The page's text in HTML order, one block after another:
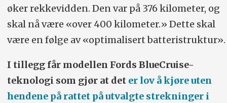
øker rekkevidden. Den var på 376 kilometer, og
skal nå være «over 400 kilometer.» Dette skal
være en følge av «optimalisert batteristruktur».
I tillegg får modellen Fords BlueCruise-
teknologi som gjør at det er lov å kjøre uten
hendene på rattet på utvalgte strekninger i